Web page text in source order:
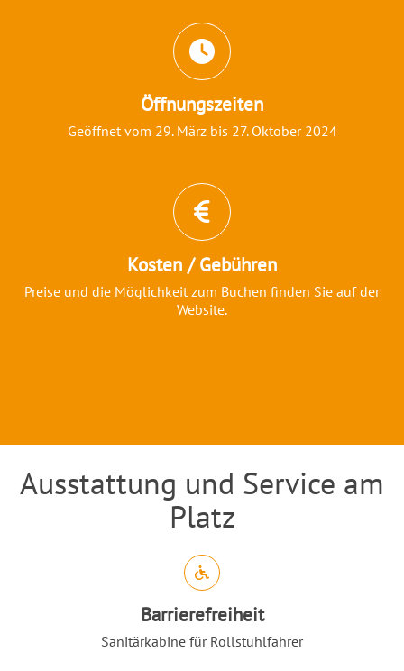
Öffnungszeiten
Geöffnet vom 29. März bis 27. Oktober 2024
Kosten / Gebühren
Preise und die Möglichkeit zum Buchen finden Sie auf der
Website.
Einleitung
Ausstattung und Service am
Platz
Abschnitt für Icons und Features
Barrierefreiheit
Sanitärkabine für Rollstuhlfahrer